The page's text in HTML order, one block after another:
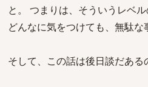
と。 つまりは、そういうレベ
どんなに気をつけても、無駄な
そして、この話は後日談だある